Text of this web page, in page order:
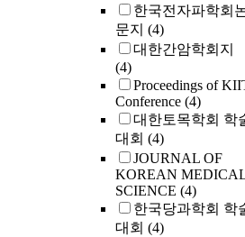
한국전자파학회
문지 (4)
대한간암학회지
(4)
Proceedings of
Conference (4)
대한토목학회 학
대회 (4)
JOURNAL OF
KOREAN
SCIENCE (4)
한국당과학회 학
대회 (4)